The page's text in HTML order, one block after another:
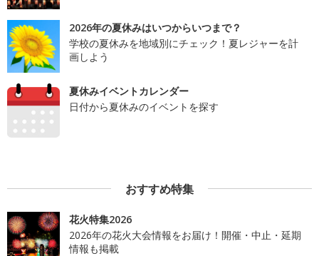
2026年の夏休みはいつからいつまで？
学校の夏休みを地域別にチェック！夏レジャーを計
画しよう
夏休みイベントカレンダー
日付から夏休みのイベントを探す
おすすめ特集
花火特集2026
2026年の花火大会情報をお届け！開催・中止・延期
情報も掲載